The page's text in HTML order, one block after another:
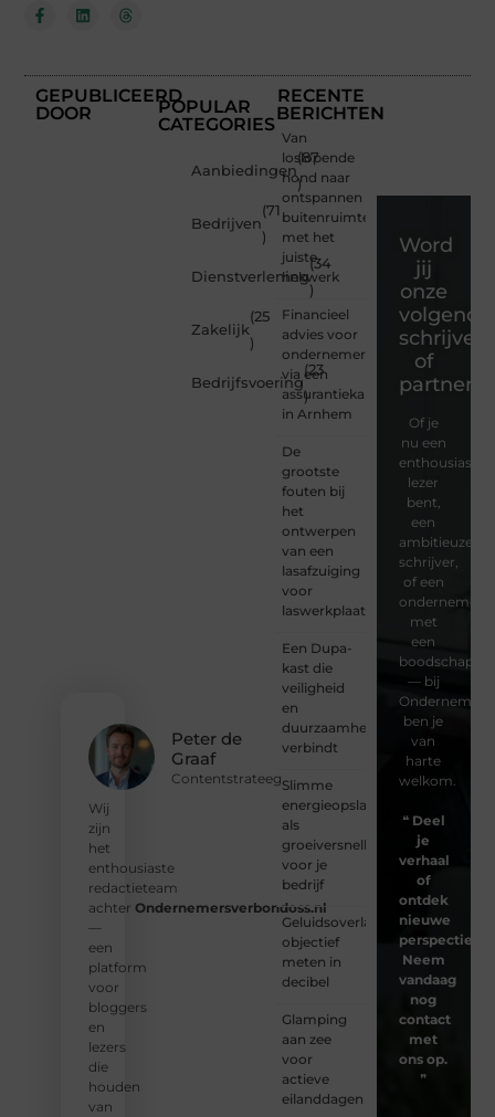
GEPUBLICEERD
DOOR
Peter de
Graaf
Contentstrateeg
Wij
zijn
het
enthousiaste
redactieteam
achter Ondernemersverbondoss.nl
—
een
platform
voor
bloggers
en
lezers
die
houden
van
POPULAR
CATEGORIES
Aanbiedingen
(87
)
Bedrijven
(71
)
Dienstverlening
(34
)
Zakelijk
(25
)
Bedrijfsvoering
(23
)
RECENTE
BERICHTEN
Van
loslopende
hond naar
ontspannen
buitenruimte
met het
juiste
hekwerk
Financieel
advies voor
ondernemers
via een
assurantiekantoor
in Arnhem
De
grootste
fouten bij
het
ontwerpen
van een
lasafzuiging
voor
laswerkplaatsen
Een Dupa-
kast die
veiligheid
en
duurzaamheid
verbindt
Slimme
energieopslag
als
groeiversneller
voor je
bedrijf
Geluidsoverlast
objectief
meten in
decibel
Glamping
aan zee
voor
actieve
eilanddagen
Word
jij
onze
volgende
schrijver
of
partner?
Of je
nu een
enthousiaste
lezer
bent,
een
ambitieuze
schrijver,
of een
ondernemer
met
een
boodschap
— bij
ben je
van
harte
welkom.
❝ Deel
je
verhaal
of
ontdek
nieuwe
Neem
vandaag
nog
contact
met
ons op.
❞